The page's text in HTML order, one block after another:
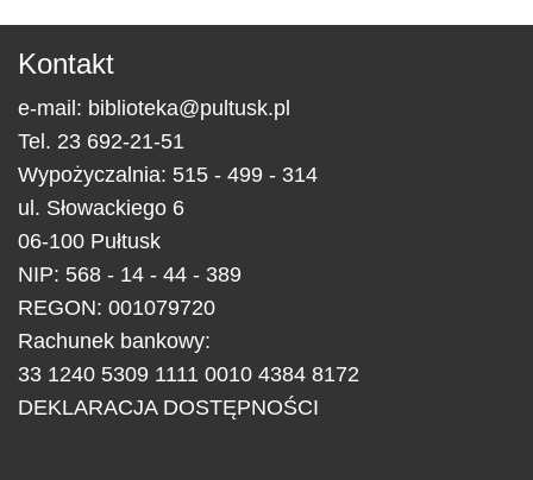
Kontakt
e-mail: biblioteka@pultusk.pl
Tel. 23 692-21-51
Wypożyczalnia: 515 - 499 - 314
ul. Słowackiego 6
06-100 Pułtusk
NIP: 568 - 14 - 44 - 389
REGON: 001079720
Rachunek bankowy:
33 1240 5309 1111 0010 4384 8172
DEKLARACJA DOSTĘPNOŚCI